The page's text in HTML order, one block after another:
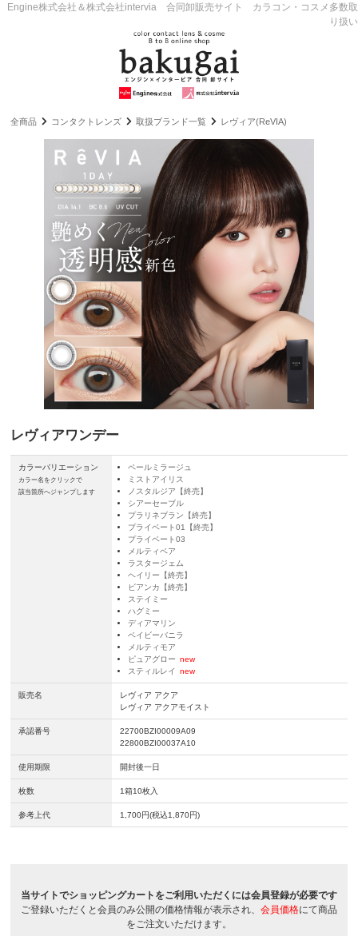
Engine株式会社＆株式会社intervia 合同卸販売サイト カラコン・コスメ多数取
り扱い
全商品 コンタクトレンズ 取扱ブランド一覧 レヴィア(ReVIA)
レヴィアワンデー
カラーバリエーション
カラー名をクリックで
該当箇所へジャンプします
ペールミラージュ
ミストアイリス
ノスタルジア【終売】
シアーセーブル
プラリネブラン【終売】
プライベート01【終売】
プライベート03
メルティベア
ラスタージェム
ヘイリー【終売】
ビアンカ【終売】
ステイミー
ハグミー
ディアマリン
ベイビーバニラ
メルティモア
ピュアグロー new
スティルレイ
new
販売名
レヴィア アクア
レヴィア アクアモイスト
承認番号
22700BZI00009A09
22800BZI00037A10
使用期限 開封後一日
枚数 1箱10枚入
参考上代 1,700円(税込1,870円)
当サイトでショッピングカートをご利用いただくには会員登録が必要です
ご登録いただくと会員のみ公開の価格情報が表示され、 会員価格にて商品
をご注文いただけます。